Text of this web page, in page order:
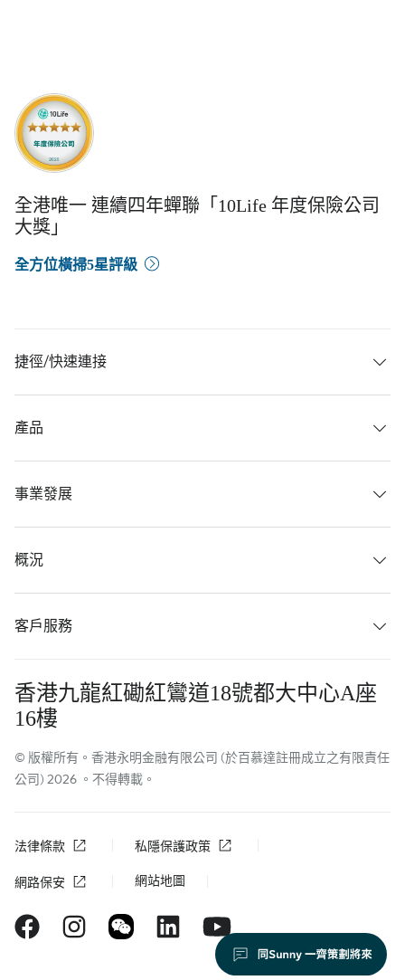
全港唯一 連續四年蟬聯「10Life 年度保險公司
大獎」
全方位橫掃5星評級
捷徑/快速連接
產品
事業發展
概況
客戶服務
香港九龍紅磡紅鸞道18號都大中心A座
16樓
© 版權所有。香港永明金融有限公司 (於百慕達註冊成立之有限責任
公司) 2026 。不得轉載。
法律條款 私隱保護政策
網路保安 網站地圖